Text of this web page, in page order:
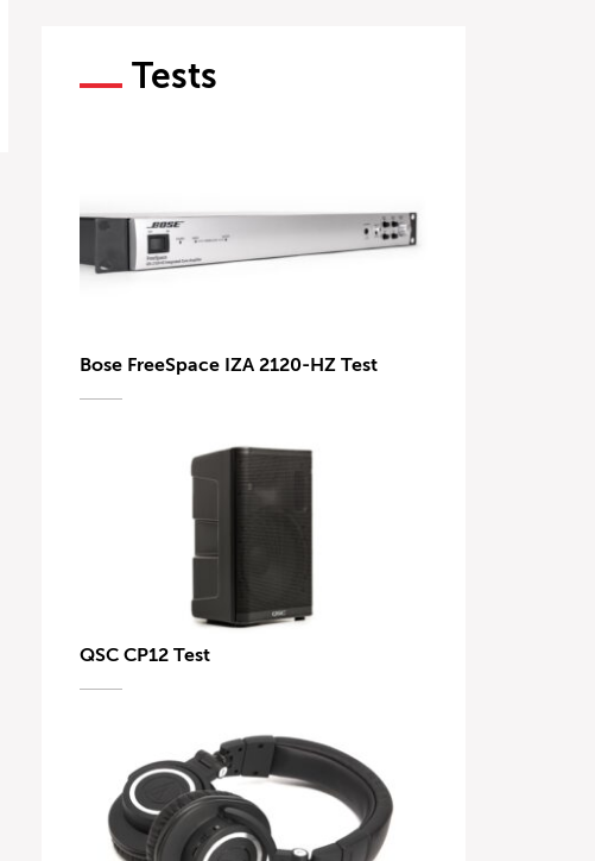
Tests
Bose FreeSpace IZA 2120-HZ Test
QSC CP12 Test